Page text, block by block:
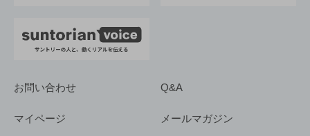
お問い合わせ Q&A
マイページ メールマガジン